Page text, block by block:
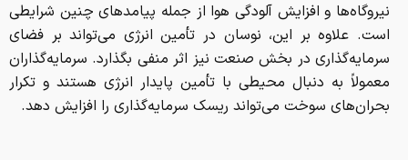
نیروگاه‌ها و افزایش آلودگی هوا از جمله پیامدهای چنین شرایطی
است. علاوه بر این، نوسان در تأمین انرژی می‌تواند بر فضای
سرمایه‌گذاری در بخش صنعت نیز اثر منفی بگذارد. سرمایه‌گذاران
معمولاً به دنبال محیطی با تأمین پایدار انرژی هستند و تکرار
بحران‌های سوخت می‌تواند ریسک سرمایه‌گذاری را افزایش دهد.